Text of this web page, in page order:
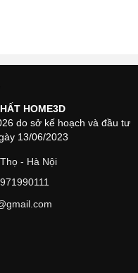
HOME3D
do sở kế hoạch và đầu tư
13/06/2023
- Hà Nội